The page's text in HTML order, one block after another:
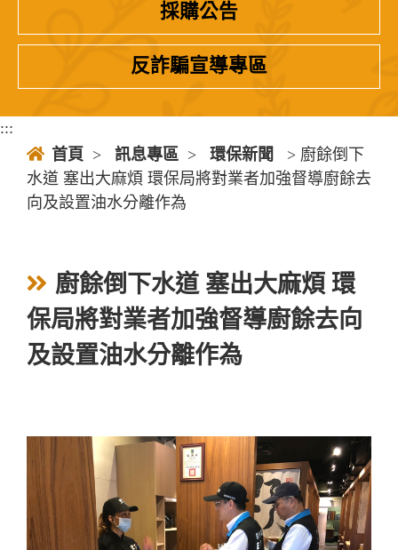
採購公告
反詐騙宣導專區
:::
首頁 > 訊息專區 > 環保新聞
> 廚餘倒下
水道 塞出大麻煩 環保局將對業者加強督導廚餘去
向及設置油水分離作為
廚餘倒下水道 塞出大麻煩 環
保局將對業者加強督導廚餘去向
及設置油水分離作為